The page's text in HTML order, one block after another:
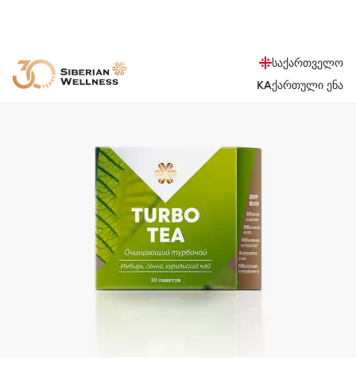
საქართველო
KAქართული ენა